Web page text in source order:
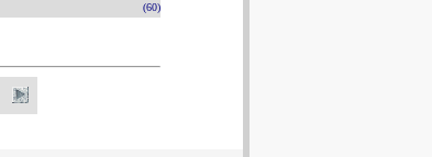
(60)